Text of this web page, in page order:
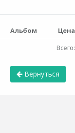
Альбом Цена
Всего:
Вернуться